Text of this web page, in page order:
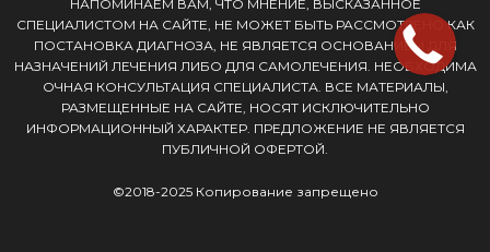
НАПОМИНАЕМ ВАМ, ЧТО МНЕНИЕ, ВЫСКАЗАННОЕ
СПЕЦИАЛИСТОМ НА САЙТЕ, НЕ МОЖЕТ БЫТЬ РАССМОТРЕНО КАК
ПОСТАНОВКА ДИАГНОЗА, НЕ ЯВЛЯЕТСЯ ОСНОВАНИЕМ ДЛЯ
НАЗНАЧЕНИЙ ЛЕЧЕНИЯ ЛИБО ДЛЯ САМОЛЕЧЕНИЯ. НЕОБХОДИМА
ОЧНАЯ КОНСУЛЬТАЦИЯ СПЕЦИАЛИСТА. ВСЕ МАТЕРИАЛЫ,
РАЗМЕЩЕННЫЕ НА САЙТЕ, НОСЯТ ИСКЛЮЧИТЕЛЬНО
ИНФОРМАЦИОННЫЙ ХАРАКТЕР. ПРЕДЛОЖЕНИЕ НЕ ЯВЛЯЕТСЯ
ПУБЛИЧНОЙ ОФЕРТОЙ.
©2018-2025 Копирование запрещено